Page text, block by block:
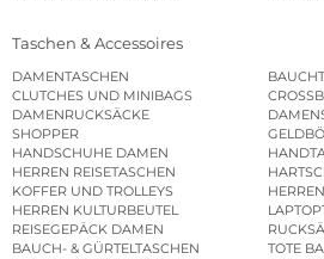
Taschen & Accessoires
DAMENTASCHEN
CLUTCHES UND MINIBAGS
DAMENRUCKSÄCKE
SHOPPER
HANDSCHUHE DAMEN
HERREN REISETASCHEN
KOFFER UND TROLLEYS
HERREN KULTURBEUTEL
REISEGEPÄCK DAMEN
BAUCH- & GÜRTELTASCHEN
TOTE